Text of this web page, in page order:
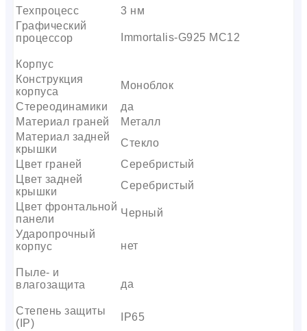
Техпроцесс
3 нм
Графический
процессор
Immortalis-G925 MC12
Корпус
Конструкция
корпуса
Моноблок
Стереодинамики
да
Материал граней
Металл
Материал задней
крышки
Стекло
Цвет граней
Серебристый
Цвет задней
крышки
Серебристый
Цвет фронтальной
панели
Черный
Ударопрочный
корпус
нет
Пыле- и
влагозащита
да
Степень защиты
(IP)
IP65